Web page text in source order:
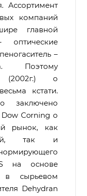
Ассортимент
компаний
главной
–
Поэтому
(2002г.) о
кстати.
заключено
Corning о
рынок, как
так и
на основе
сырьевом
Dehydran